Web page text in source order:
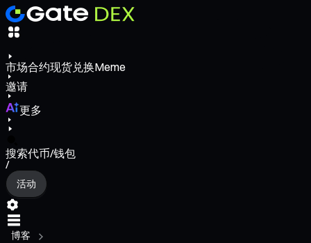
市场合约现货兑换Meme
邀请
更多
搜索代币/钱包
/
活动
博客